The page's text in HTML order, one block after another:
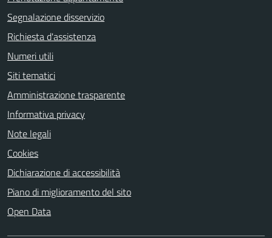
Segnalazione disservizio
Richiesta d'assistenza
Numeri utili
Siti tematici
Amministrazione trasparente
Informativa privacy
Note legali
Cookies
Dichiarazione di accessibilità
Piano di miglioramento del sito
Open Data